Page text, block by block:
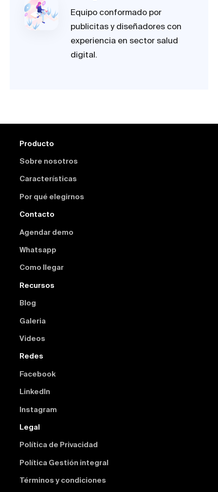
Equipo conformado por
publicitas y diseñadores con
experiencia en sector salud
digital.
Producto
Sobre nosotros
Características
Por qué elegirnos
Contacto
Agendar demo
Whatsapp
Como llegar
Recursos
Blog
Galeria
Videos
Redes
Facebook
Linkedln
Instagram
Legal
Política de Privacidad
Política Gestión integral
Términos y condiciones